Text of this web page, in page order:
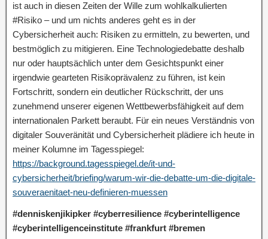
ist auch in diesen Zeiten der Wille zum wohlkalkulierten
#Risiko – und um nichts anderes geht es in der
Cybersicherheit auch: Risiken zu ermitteln, zu bewerten, und
bestmöglich zu mitigieren. Eine Technologiedebatte deshalb
nur oder hauptsächlich unter dem Gesichtspunkt einer
irgendwie gearteten Risikoprävalenz zu führen, ist kein
Fortschritt, sondern ein deutlicher Rückschritt, der uns
zunehmend unserer eigenen Wettbewerbsfähigkeit auf dem
internationalen Parkett beraubt. Für ein neues Verständnis von
digitaler Souveränität und Cybersicherheit plädiere ich heute in
meiner Kolumne im Tagesspiegel:
https://background.tagesspiegel.de/it-und-
cybersicherheit/briefing/warum-wir-die-debatte-um-die-digitale-
souveraenitaet-neu-definieren-muessen
#denniskenjikipker #cyberresilience #cyberintelligence
#cyberintelligenceinstitute #frankfurt #bremen